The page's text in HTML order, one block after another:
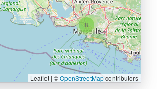
8
Leaflet | ©OpenStreetMapcontributors